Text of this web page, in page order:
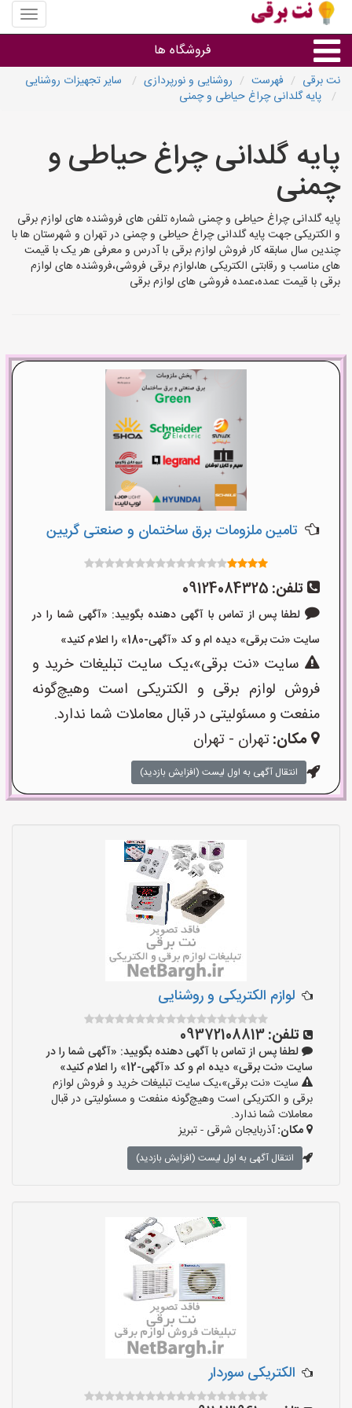
منوی
سایت
برقی
فروشگاه ها
روشنایی و نورپردازی
سایر گروه ها
نت برقی فهرست روشنایی و نورپردازی
سایر تجهیزات روشنایی
پایه گلدانی چراغ حیاطی و چمنی
پایه گلدانی چراغ حیاطی و
چمنی
پایه گلدانی چراغ حیاطی و چمنی شماره تلفن های فروشنده های لوازم برقی
و الکتریکی جهت پایه گلدانی چراغ حیاطی و چمنی در تهران و شهرستان ها با
چندین سال سابقه کار فروش لوازم برقی با آدرس و معرفی هر یک با قیمت
های مناسب و رقابتی الکتریکی ها،لوازم برقی فروشی،فروشنده های لوازم
برقی با قیمت عمده،عمده فروشی های لوازم برقی
تامین ملزومات برق ساختمان و صنعتی گریین
تلفن: 09124084325
لطفا پس از تماس با آگهی دهنده بگویید: «آگهی شما را در
سایت «نت برقی» دیده ام و کد «آگهی-180» را اعلام کنید»
سایت «نت برقی»،یک سایت تبلیغات خرید و
فروش لوازم برقی و الکتریکی است وهیچ‌گونه
منفعت و مسئولیتی در قبال معاملات شما ندارد.
مکان:تهران - تهران
انتقال آگهی به اول لیست (افزایش بازدید)
لوازم الکتریکی و روشنایی
تلفن:09372108813
لطفا پس از تماس با آگهی دهنده بگویید: «آگهی شما را در
سایت «نت برقی» دیده ام و کد «آگهی-12» را اعلام کنید»
سایت «نت برقی»،یک سایت تبلیغات خرید و فروش لوازم
برقی و الکتریکی است وهیچ‌گونه منفعت و مسئولیتی در قبال
معاملات شما ندارد.
مکان:آذربایجان شرقی - تبریز
انتقال آگهی به اول لیست (افزایش بازدید)
الکتریکی سوردار